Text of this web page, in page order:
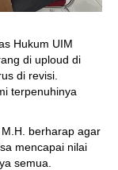
Hukum UIM
di uploud di
di revisi.
terpenuhinya
berharap agar
mencapai nilai
semua.